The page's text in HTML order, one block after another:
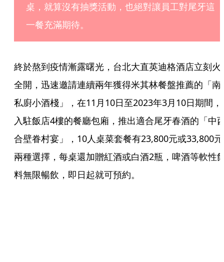
桌，就算沒有抽獎活動，也絕對讓員工對尾牙這
一餐充滿期待。
終於熬到疫情漸露曙光，台北大直英迪格酒店立刻火
全開，迅速邀請連續兩年獲得米其林餐盤推薦的「南
私廚小酒棧」，在11月10日至2023年3月10日期間，
入駐飯店4樓的餐廳包廂，推出適合尾牙春酒的「中
合壁眷村宴」，10人桌菜套餐有23,800元或33,800元
兩種選擇，每桌還加贈紅酒或白酒2瓶，啤酒等軟性
料無限暢飲，即日起就可預約。